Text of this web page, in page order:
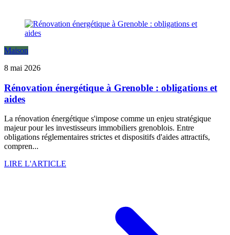
Maison
8 mai 2026
Rénovation énergétique à Grenoble : obligations et
aides
La rénovation énergétique s'impose comme un enjeu stratégique
majeur pour les investisseurs immobiliers grenoblois. Entre
obligations réglementaires strictes et dispositifs d'aides attractifs,
compren...
LIRE L'ARTICLE